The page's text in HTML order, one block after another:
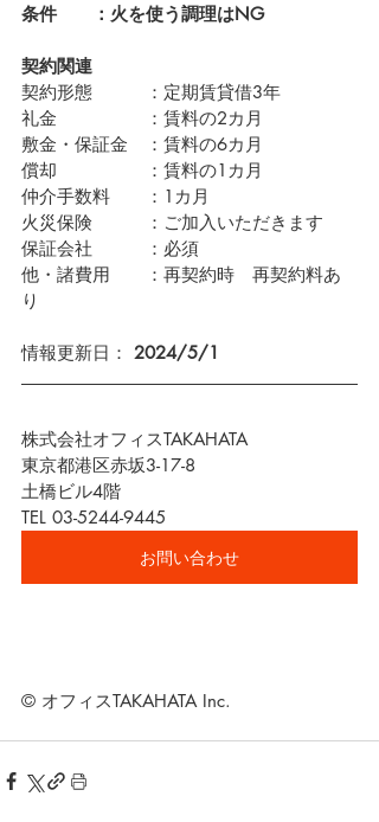
条件　　：火を使う調理はNG
契約関連
契約形態　　　：定期賃貸借3年
礼金　　　　　：賃料の2カ月
敷金・保証金　：賃料の6カ月
償却　　　　　：賃料の1カ月
仲介手数料　　：1カ月
火災保険　　　：ご加入いただきます
保証会社　　　：必須
他・諸費用　　：再契約時　再契約料あ
り
情報更新日： 2024/5/1
株式会社オフィスTAKAHATA
東京都港区赤坂3-17-8
土橋ビル4階
TEL 03-5244-9445
お問い合わせ
© オフィスTAKAHATA Inc.